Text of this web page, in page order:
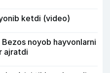
ketdi (video)
noyob hayvonlarni
ajratdi